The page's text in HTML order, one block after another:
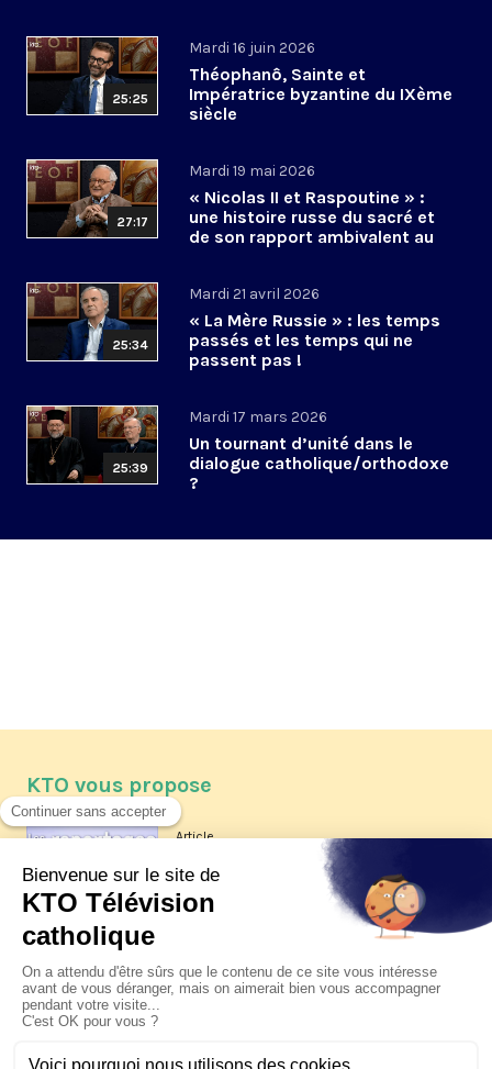
25:25
Mardi 16 juin 2026
Théophanô, Sainte et
Impératrice byzantine du IXème
siècle
27:17
Mardi 19 mai 2026
« Nicolas II et Raspoutine » :
une histoire russe du sacré et
de son rapport ambivalent au
25:34
Mardi 21 avril 2026
« La Mère Russie » : les temps
passés et les temps qui ne
passent pas !
25:39
Mardi 17 mars 2026
Un tournant d’unité dans le
dialogue catholique/orthodoxe
?
KTO vous propose
Article
Les reportages d'été 2026 de KTO
La visite pastorale du pape Léon
XIV à Assise à suivre sur KTO le
jeudi 6 août